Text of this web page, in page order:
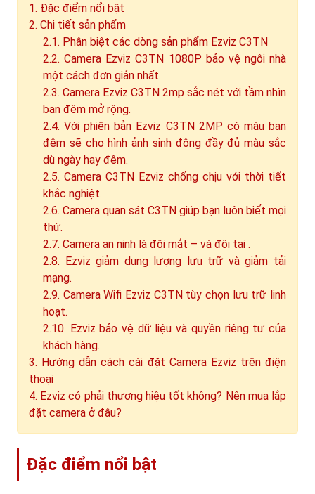
1. Đặc điểm nổi bật
2. Chi tiết sản phẩm
2.1. Phân biệt các dòng sản phẩm Ezviz C3TN
2.2. Camera Ezviz C3TN 1080P bảo vệ ngôi nhà
một cách đơn giản nhất.
2.3. Camera Ezviz C3TN 2mp sắc nét với tầm nhìn
ban đêm mở rộng.
2.4. Với phiên bản Ezviz C3TN 2MP có màu ban
đêm sẽ cho hình ảnh sinh động đầy đủ màu sắc
dù ngày hay đêm.
2.5. Camera C3TN Ezviz chống chịu với thời tiết
khắc nghiệt.
2.6. Camera quan sát C3TN giúp bạn luôn biết mọi
thứ.
2.7. Camera an ninh là đôi mắt – và đôi tai .
2.8. Ezviz giảm dung lượng lưu trữ và giảm tải
mạng.
2.9. Camera Wifi Ezviz C3TN tùy chọn lưu trữ linh
hoạt.
2.10. Ezviz bảo vệ dữ liệu và quyền riêng tư của
khách hàng.
3. Hướng dẫn cách cài đặt Camera Ezviz trên điện
thoại
4. Ezviz có phải thương hiệu tốt không? Nên mua lắp
đặt camera ở đâu?
Đặc điểm nổi bật